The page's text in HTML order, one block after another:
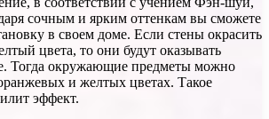
сочным и ярким оттенкам вы сможете
в своем доме. Если стены окрасить
цвета, то они будут оказывать
Тогда окружающие предметы можно
и желтых цветах. Такое
эффект.